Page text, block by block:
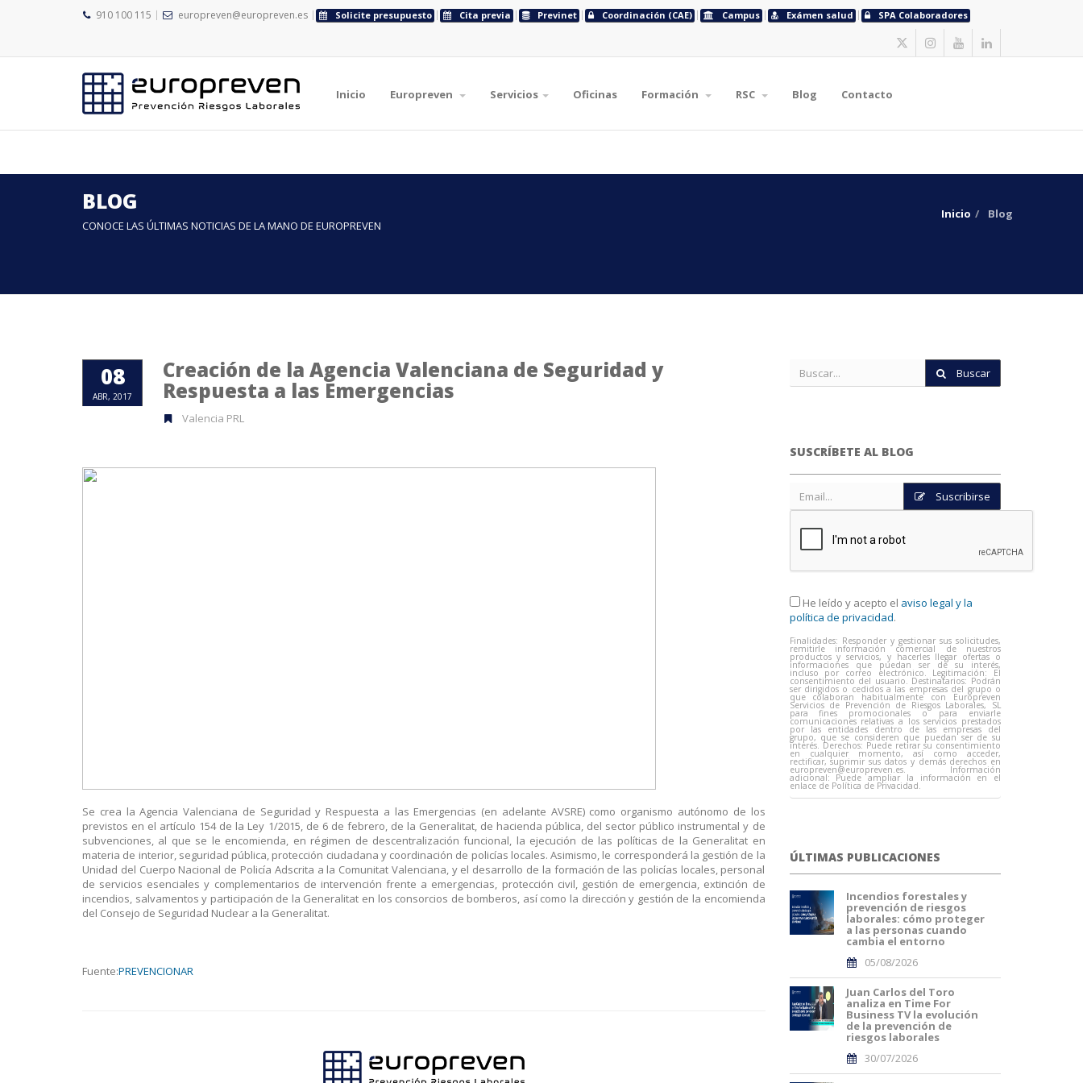
910 100 115 europreven@europreven.es Solicite presupuesto Cita previa Previnet Coordinación (CAE) Campus Exámen salud SPA Colaboradores
Inicio Europreven Servicios Oficinas Formación RSC Blog Contacto
BLOG
CONOCE LAS ÚLTIMAS NOTICIAS DE LA MANO DE EUROPREVEN
Inicio Blog
08
ABR, 2017
Creación de la Agencia Valenciana de Seguridad y
Respuesta a las Emergencias
Valencia PRL
Se crea la Agencia Valenciana de Seguridad y Respuesta a las Emergencias (en adelante AVSRE) como organismo autónomo de los
previstos en el artículo 154 de la Ley 1/2015, de 6 de febrero, de la Generalitat, de hacienda pública, del sector público instrumental y de
subvenciones, al que se le encomienda, en régimen de descentralización funcional, la ejecución de las políticas de la Generalitat en
materia de interior, seguridad pública, protección ciudadana y coordinación de policías locales. Asimismo, le corresponderá la gestión de la
Unidad del Cuerpo Nacional de Policía Adscrita a la Comunitat Valenciana, y el desarrollo de la formación de las policías locales, personal
de servicios esenciales y complementarios de intervención frente a emergencias, protección civil, gestión de emergencia, extinción de
incendios, salvamentos y participación de la Generalitat en los consorcios de bomberos, así como la dirección y gestión de la encomienda
del Consejo de Seguridad Nuclear a la Generalitat.
Fuente:PREVENCIONAR
Buscar
SUSCRÍBETE AL BLOG
Suscribirse
He leído y acepto el aviso legal y la
política de privacidad.
Finalidades: Responder y gestionar sus solicitudes,
remitirle información comercial de nuestros
productos y servicios, y hacerles llegar ofertas o
informaciones que puedan ser de su interés,
incluso por correo electrónico. Legitimación: El
consentimiento del usuario. Destinatarios: Podrán
ser dirigidos o cedidos a las empresas del grupo o
que colaboran habitualmente con Europreven
Servicios de Prevención de Riesgos Laborales, SL
para fines promocionales o para enviarle
comunicaciones relativas a los servicios prestados
por las entidades dentro de las empresas del
grupo, que se consideren que puedan ser de su
interés. Derechos: Puede retirar su consentimiento
en cualquier momento, así como acceder,
rectificar, suprimir sus datos y demás derechos en
europreven@europreven.es. Información
adicional: Puede ampliar la información en el
enlace de Política de Privacidad.
ÚLTIMAS PUBLICACIONES
Incendios forestales y
prevención de riesgos
laborales: cómo proteger
a las personas cuando
cambia el entorno
05/08/2026
Juan Carlos del Toro
analiza en Time For
Business TV la evolución
de la prevención de
riesgos laborales
30/07/2026